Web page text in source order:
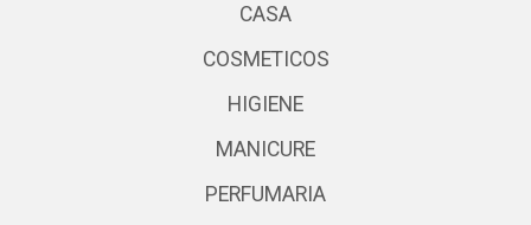
CASA
COSMETICOS
HIGIENE
MANICURE
PERFUMARIA